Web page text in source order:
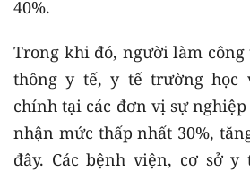
40%.
Trong khi đó, người làm công
thông y tế, y tế trường học
chính tại các đơn vị sự
nhận mức thấp nhất 30%,
đây. Các bệnh viện, cơ sở